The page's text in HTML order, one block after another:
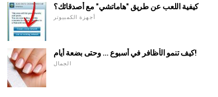
كيفية اللعب عن طريق "هاماتشي" مع أصدقائك؟
أجهزة الكمبيوتر
كيف تنمو الأظافر في أسبوع ... وحتى بضعة أيام!
الجمال